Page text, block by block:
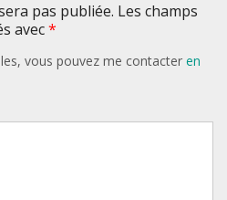
pas publiée. Les champs
avec*
vous pouvez me contacter en